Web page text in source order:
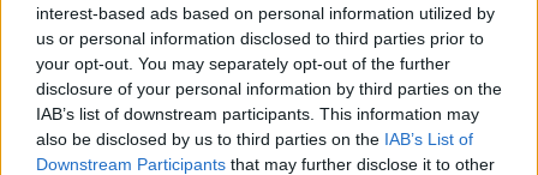
interest-based ads based on personal information utilized by
us or personal information disclosed to third parties prior to
your opt-out. You may separately opt-out of the further
disclosure of your personal information by third parties on the
IAB’s list of downstream participants. This information may
also be disclosed by us to third parties on the IAB’s List of
Downstream Participants that may further disclose it to other
már meglévő napelem rendszereknél a kormány,
ugyanis a szakmai szövetség szerint ezt
egyáltalán nem indokolják a brüsszeli szabályok.
A tárca közleményének fő üzenete az, hogy (kiemelések
tőlünk): "A brüsszeli irányelvnek megfelelő hazai